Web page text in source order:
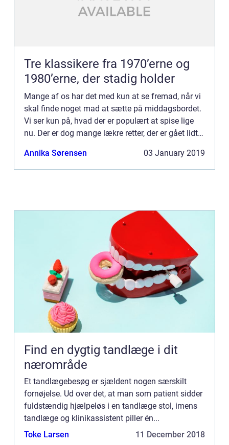
Tre klassikere fra 1970’erne og
1980’erne, der stadig holder
Mange af os har det med kun at se fremad, når vi
skal finde noget mad at sætte på middagsbordet.
Vi ser kun på, hvad der er populært at spise lige
nu. Der er dog mange lækre retter, der er gået lidt i
Annika Sørensen 03 January 2019
Find en dygtig tandlæge i dit
nærområde
Et tandlægebesøg er sjældent nogen særskilt
fornøjelse. Ud over det, at man som patient sidder
fuldstændig hjælpeløs i en tandlæge stol, imens
tandlæge og klinikassistent piller én...
Toke Larsen
11 December 2018